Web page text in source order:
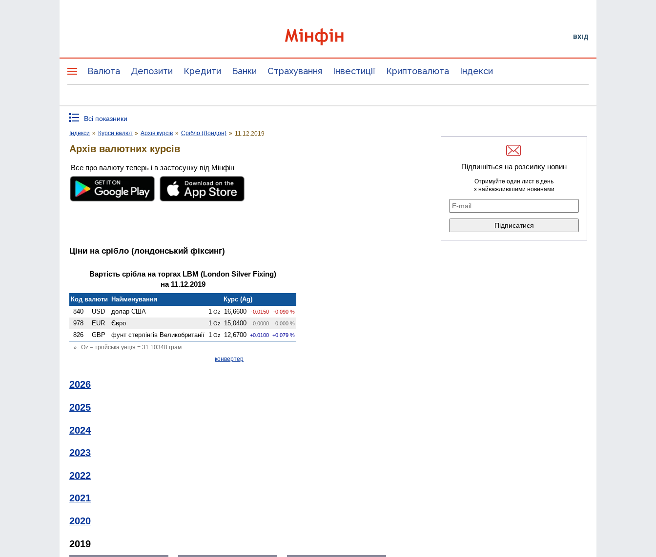
ВХІД
Валюта Депозити Кредити Банки Страхування Інвестиції Криптовалюта Індекси
Всі показники
Індекси » Курси валют » Архів курсів » Срібло (Лондон) » 11.12.2019
Архів валютних курсів
Все про валюту теперь і в застосунку від Мінфін
Ціни на срібло (лондонський фіксинг)
Вартість срібла на торгах LBM (London Silver Fixing)
на 11.12.2019
Код валюти Найменування
Курс (Ag)
840
USD долар США 1 Oz 16,6600 -0.0150 -0.090 %
978 EUR Євро 1 Oz 15,0400 0.0000 0.000 %
826 GBP фунт стерлінгів Велико­британії 1 Oz 12,6700 +0.0100 +0.079 %
Oz – тройська унція = 31.10348 грам
конвертер
2026
2025
2024
2023
2022
2021
2020
2019
Підпишіться на розсилку новин
Отримуйте один лист в день
з найважливішими новинами